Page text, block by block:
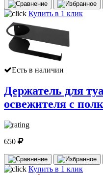
Купить в 1 клик
Есть в наличии
Держатель для
освежителя с
650
Купить в 1 клик